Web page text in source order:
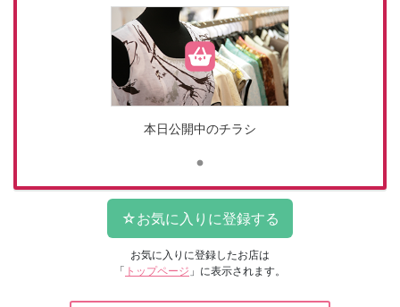
本日公開中のチラシ
お気に入りに登録したお店は
「 トップページ 」に表示されます。